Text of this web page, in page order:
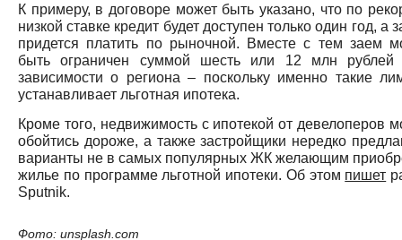
К примеру, в договоре может быть указано, что по
низкой ставке кредит будет доступен только один год, а
придется платить по рыночной. Вместе с тем заем
быть ограничен суммой шесть или 12 млн
зависимости о региона – поскольку именно такие
устанавливает льготная ипотека.
Кроме того, недвижимость с ипотекой от девелоперов
обойтись дороже, а также застройщики нередко
варианты не в самых популярных ЖК желающим
жилье по программе льготной ипотеки. Об этом пишет
Sputnik.
Фото: unsplash.com